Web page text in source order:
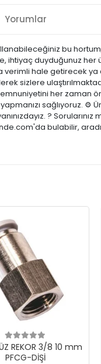
Yorumlar
bu
duyduğunuz her
verimli hale getirecek
sizlere
her zaman
sağlıyoruz. ⚙️
? Sorularınız
bulabilir,
REKOR 3/8 10 mm
PFCG-DİŞİ